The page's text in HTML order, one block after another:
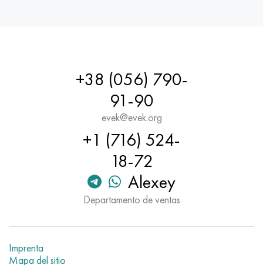
+38 (056) 790-
91-90
evek@evek.org
+1 (716) 524-
18-72
Alexey
Departamento de ventas
Imprenta
Mapa del sitio